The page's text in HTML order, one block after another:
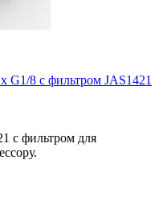
G1/8 с фильтром JAS1421
с фильтром для